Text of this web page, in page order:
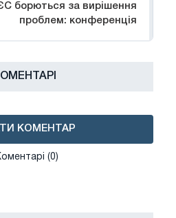
борються за вирішення
проблем: конференція
КОМЕНТАР
(0)